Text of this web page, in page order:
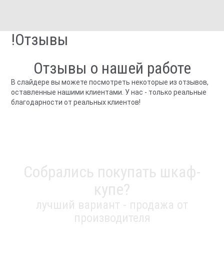
!Отзывы
Отзывы о нашей работе
В слайдере вы можете посмотреть некоторые из отзывов,
оставленные нашими клиентами. У нас - только реальные
благодарности от реальных клиентов!
Собрались покупать шкаф-
купе?
лучший вариант - продажа от
производителя